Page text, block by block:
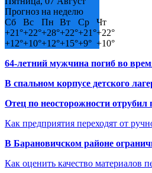
Прогноз на неделю
Сб
Вс Пн Вт Ср
Чт
+21°+22°+28°+22°+21°+22°
+12°+10°+12°+15°+9° +10°
64-летний мужчина погиб во
В спальном корпусе детского
Отец по неосторожности отрубил
Как предприятия переходят от
В Барановичском районе
Как оценить качество материалов